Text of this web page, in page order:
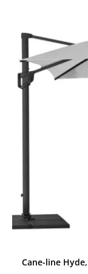
Cane-line